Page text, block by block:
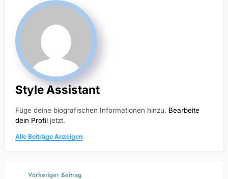
Style Assistant
Füge deine biografischen Informationen hinzu. Bearbeite
dein Profil jetzt.
Alle Beiträge Anzeigen
Vorheriger Beitrag